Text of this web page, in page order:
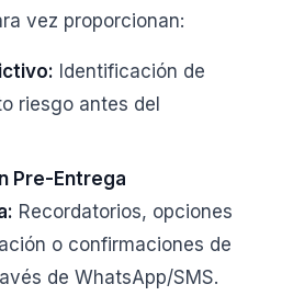
vez proporcionan:
Identificación de
riesgo antes del
Pre-Entrega
Recordatorios, opciones
o confirmaciones de
de WhatsApp/SMS.